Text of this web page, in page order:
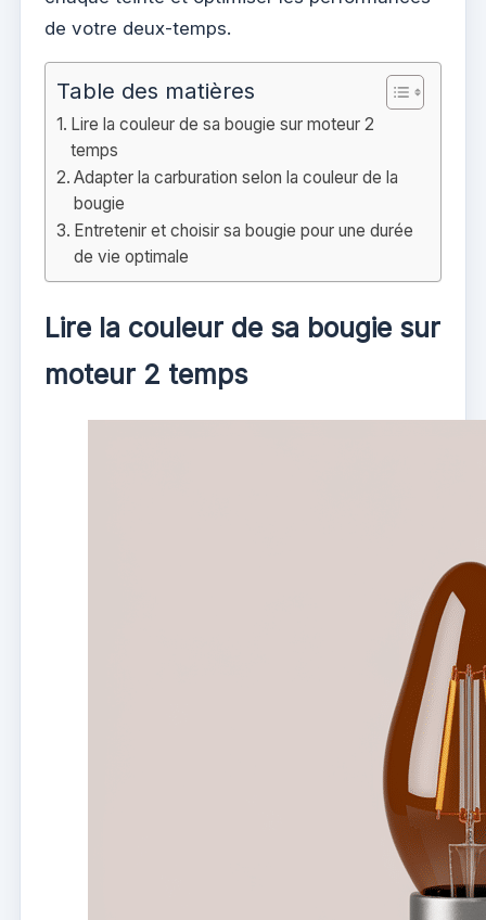
de votre deux-temps.
Table des matières
Lire la couleur de sa bougie sur moteur 2
temps
Adapter la carburation selon la couleur de la
bougie
Entretenir et choisir sa bougie pour une durée
de vie optimale
Lire la couleur de sa bougie sur
moteur 2 temps